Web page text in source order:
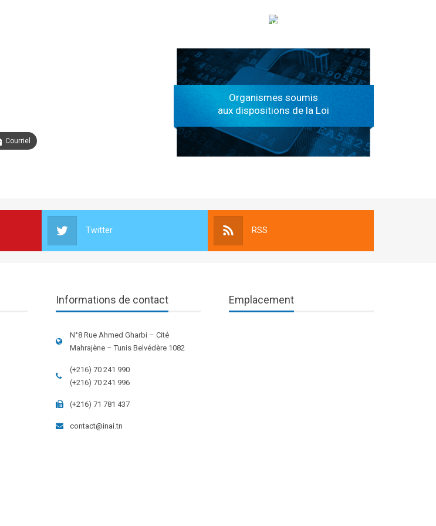
Courriel
الهياكل الخاضعة لقانون النفاذ إلى المعلومة
Organismes soumis
aux dispositions de la Loi
Twitter RSS
Informations de contact
N°8 Rue Ahmed Gharbi – Cité
Mahrajène – Tunis Belvédère 1082
(+216) 70 241 990
(+216) 70 241 996
(+216) 71 781 437
contact@inai.tn
Emplacement